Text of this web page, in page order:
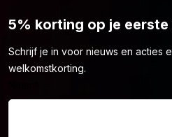
5% korting op je eerste
Schrijf je in voor nieuws en acties
welkomstkorting.